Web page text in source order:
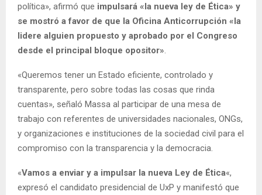
política», afirmó que impulsará «la nueva ley de Ética» y
se mostró a favor de que la Oficina Anticorrupción «la
lidere alguien propuesto y aprobado por el Congreso
desde el principal bloque opositor».
«Queremos tener un Estado eficiente, controlado y
transparente, pero sobre todas las cosas que rinda
cuentas», señaló Massa al participar de una mesa de
trabajo con referentes de universidades nacionales, ONGs,
y organizaciones e instituciones de la sociedad civil para el
compromiso con la transparencia y la democracia.
«Vamos a enviar y a impulsar la nueva Ley de Ética«,
expresó el candidato presidencial de UxP y manifestó que